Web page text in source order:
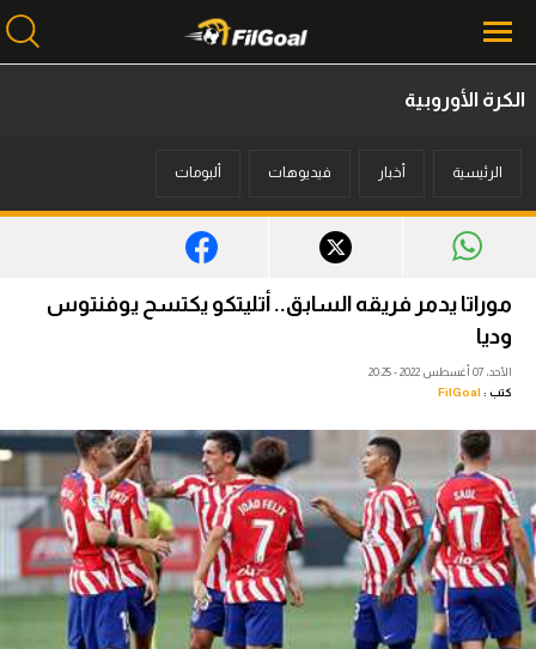
أخبار
فانتازي في الجول
مسابقة التوقعات
فيديوهات
عدسات
آراء حرة
ركن الألعاب
الكرة الأوروبية
الرئيسية أخبار فيديوهات ألبومات
موراتا يدمر فريقه السابق.. أتليتكو يكتسح يوفنتوس
وديا
الأحد، 07 أغسطس 2022 - 20:25
كتب : FilGoal